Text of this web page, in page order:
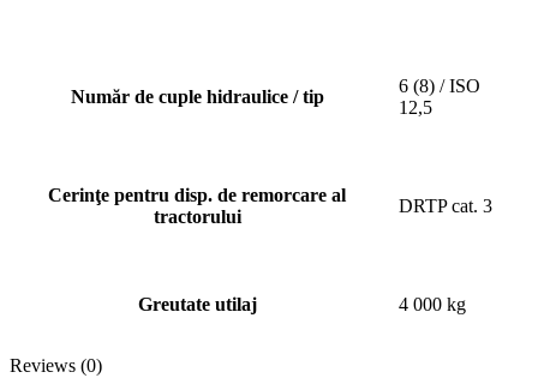
Număr de cuple hidraulice / tip
6 (8) / ISO
12,5
Cerinţe pentru disp. de remorcare al
tractorului
DRTP cat. 3
Greutate utilaj 4 000 kg
Reviews (0)